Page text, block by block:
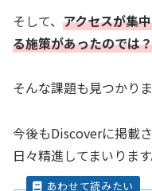
そして、 アクセスが集
る施策があったのでは？
そんな課題も見つかりま
今後もDiscoverに掲載
日々精進してまいります